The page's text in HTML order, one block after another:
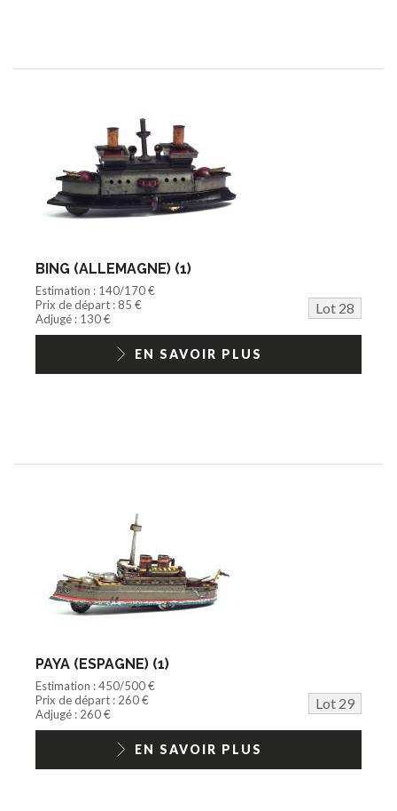
BING (ALLEMAGNE) (1)
Estimation : 140/170 €
Prix de départ : 85 €
Lot 28
Adjugé : 130 €
EN SAVOIR PLUS
PAYA (ESPAGNE) (1)
Estimation : 450/500 €
Prix de départ : 260 €
Lot 29
Adjugé : 260 €
EN SAVOIR PLUS